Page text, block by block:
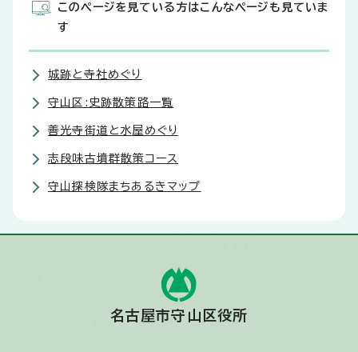
このページを見ている方はこんなページも見ていま
す
城跡と寺社めぐり
守山区:史跡散策路一覧
善光寺街道と水屋めぐり
志段味古墳群散策コース
守山探検隊まちあるきマップ
名古屋市守山区役所